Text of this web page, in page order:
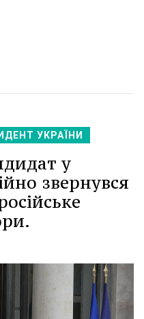
УКРАЇНИ
у
звернувся